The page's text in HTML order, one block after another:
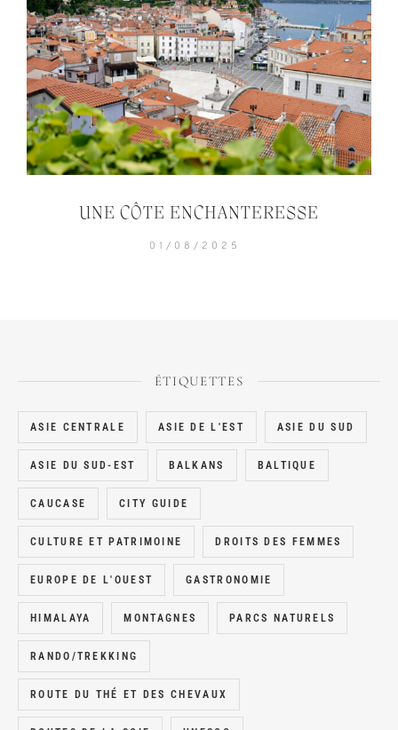
UNE CÔTE ENCHANTERESSE
01/08/2025
ÉTIQUETTES
ASIE CENTRALE ASIE DE L'EST ASIE DU SUD
ASIE DU SUD-EST BALKANS BALTIQUE
CAUCASE CITY GUIDE
CULTURE ET PATRIMOINE DROITS DES FEMMES
EUROPE DE L'OUEST GASTRONOMIE
HIMALAYA MONTAGNES PARCS NATURELS
RANDO/TREKKING
ROUTE DU THÉ ET DES CHEVAUX